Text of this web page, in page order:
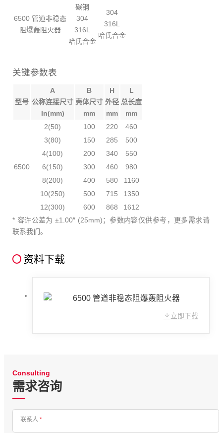
6500 管道非稳态
阻爆轰阻火器
碳钢
304
316L
哈氏合金
304
316L
哈氏合金
关键参数表
型号
A
公称连接尺寸
In(mm)
B
壳体尺寸
mm
H
外径
mm
L
总长度
mm
6500
2(50) 100 220
460
3(80)
150 285
500
4(100)
200 340
550
6(150)
300 460
980
8(200)
400 580
1160
10(250)
500 715
1350
12(300)
600 868
1612
* 容许公差为 ±1.00″ (25mm)；参数内容仅供参考，更多需求请
联系我们。
资料下载
6500 管道非稳态阻爆轰阻火器
立即下载
Consulting
需求咨询
联系人 *